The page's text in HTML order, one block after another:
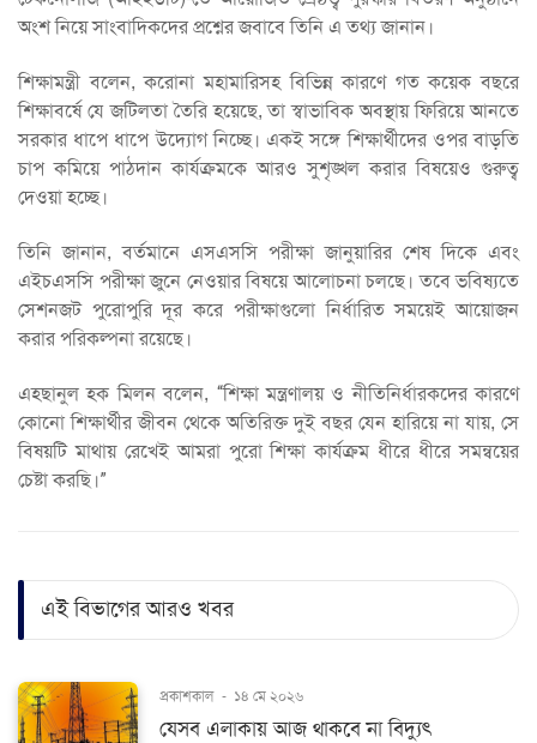
অংশ নিয়ে সাংবাদিকদের প্রশ্নের জবাবে তিনি এ তথ্য জানান।
শিক্ষামন্ত্রী বলেন, করোনা মহামারিসহ বিভিন্ন কারণে গত কয়েক বছরে
শিক্ষাবর্ষে যে জটিলতা তৈরি হয়েছে, তা স্বাভাবিক অবস্থায় ফিরিয়ে আনতে
সরকার ধাপে ধাপে উদ্যোগ নিচ্ছে। একই সঙ্গে শিক্ষার্থীদের ওপর বাড়তি
চাপ কমিয়ে পাঠদান কার্যক্রমকে আরও সুশৃঙ্খল করার বিষয়েও গুরুত্ব
দেওয়া হচ্ছে।
তিনি জানান, বর্তমানে এসএসসি পরীক্ষা জানুয়ারির শেষ দিকে এবং
এইচএসসি পরীক্ষা জুনে নেওয়ার বিষয়ে আলোচনা চলছে। তবে ভবিষ্যতে
সেশনজট পুরোপুরি দূর করে পরীক্ষাগুলো নির্ধারিত সময়েই আয়োজন
করার পরিকল্পনা রয়েছে।
এহছানুল হক মিলন বলেন, “শিক্ষা মন্ত্রণালয় ও নীতিনির্ধারকদের কারণে
কোনো শিক্ষার্থীর জীবন থেকে অতিরিক্ত দুই বছর যেন হারিয়ে না যায়, সে
বিষয়টি মাথায় রেখেই আমরা পুরো শিক্ষা কার্যক্রম ধীরে ধীরে সমন্বয়ের
চেষ্টা করছি।”
এই বিভাগের আরও খবর
প্রকাশকাল - ১৪ মে ২০২৬
যেসব এলাকায় আজ থাকবে না বিদ্যুৎ